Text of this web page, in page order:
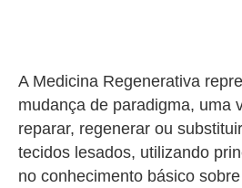
A Medicina Regenerativa
mudança de paradigma, uma
reparar, regenerar ou
tecidos lesados, utilizando
no conhecimento básico